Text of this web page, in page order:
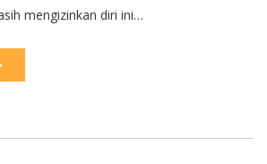
mengizinkan diri ini…